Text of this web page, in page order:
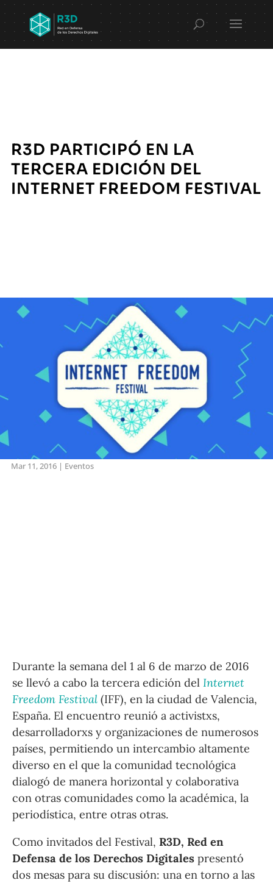
R3D PARTICIPÓ EN LA
TERCERA EDICIÓN DEL
INTERNET FREEDOM FESTIVAL
Mar 11, 2016| Eventos
Durante la semana del 1 al 6 de marzo de 2016
se llevó a cabo la tercera edición delInternet
Freedom Festival (IFF), en la ciudad de Valencia,
España. El encuentro reunió a activistxs,
desarrolladorxs y organizaciones de numerosos
países, permitiendo un intercambio altamente
diverso en el que la comunidad tecnológica
dialogó de manera horizontal y colaborativa
con otras comunidades como la académica, la
periodística, entre otras otras.
Como invitados del Festival, R3D, Red en
Defensa de los Derechos Digitalespresentó
dos mesas para su discusión: una en torno a las